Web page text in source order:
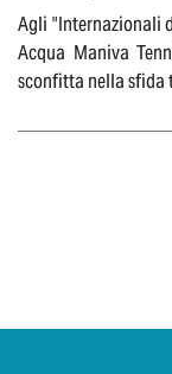
Agli "Internazionali
Acqua Maniva
sconfitta nella sfida